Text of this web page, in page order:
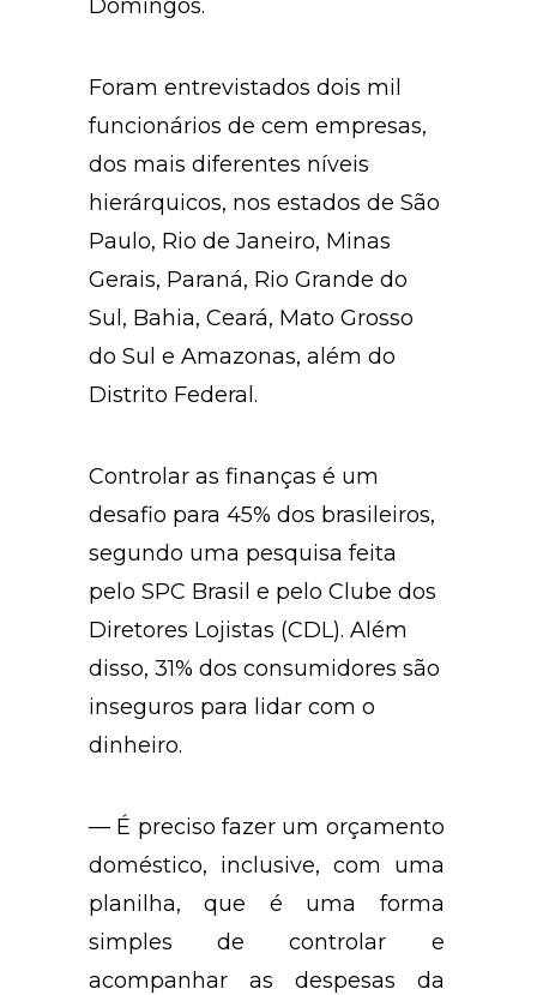
Domingos.
Foram entrevistados dois mil
funcionários de cem empresas,
dos mais diferentes níveis
hierárquicos, nos estados de São
Paulo, Rio de Janeiro, Minas
Gerais, Paraná, Rio Grande do
Sul, Bahia, Ceará, Mato Grosso
do Sul e Amazonas, além do
Distrito Federal.
Controlar as finanças é um
desafio para 45% dos brasileiros,
segundo uma pesquisa feita
pelo SPC Brasil e pelo Clube dos
Diretores Lojistas (CDL). Além
disso, 31% dos consumidores são
inseguros para lidar com o
dinheiro.
— É preciso fazer um orçamento
doméstico, inclusive, com uma
planilha, que é uma forma
simples de controlar e
acompanhar as despesas da